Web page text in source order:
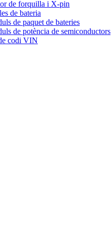
de forquilla i X-pin
de bateria
de paquet de bateries
de potència de semiconductors
codi VIN